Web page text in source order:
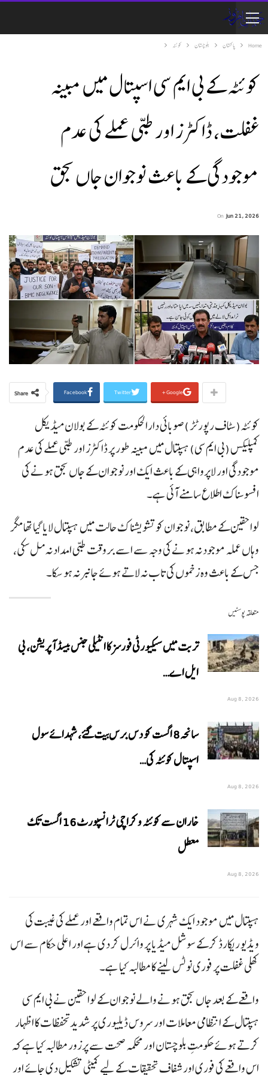
Home پاکستان بلوچستان کوئٹہ
کوئٹہ کے بی ایم سی اسپتال میں مبینہ
غفلت، ڈاکٹرز اور طبی عملے کی عدم
موجودگی کے باعث نوجوان جاں بحق
On Jun 21, 2026
Share Facebook Twitter Google+
کوئٹہ(سٹاف رپورٹڑ )صوبائی دارالحکومت کوئٹہ کے بولان میڈیکل
کمپلیکس (بی ایم سی) ہسپتال میں مبینہ طور پر ڈاکٹرز اور طبی عملے کی عدم
موجودگی اور لاپرواہی کے باعث ایک اور نوجوان کے جاں بحق ہونے کی
افسوسناک اطلاع سامنے آئی ہے۔
لواحقین کے مطابق، نوجوان کو تشویشناک حالت میں ہسپتال لایا گیا تھا مگر
وہاں عملہ موجود نہ ہونے کی وجہ سے اسے بروقت طبی امداد نہ مل سکی،
جس کے باعث وہ زخموں کی تاب نہ لاتے ہوئے جانبر نہ ہو سکا۔
متعلقہ پوسٹیں
تربت میں سیکیورٹی فورسز کا انٹیلی جنس بیسڈ آپریشن، بی
ایل اے…
Aug 8, 2026
سانحہ 8 اگست کو دس برس بیت گئے، شہدائے سول
اسپتال کوئٹہ کی…
Aug 8, 2026
خاران سے کوئٹہ و کراچی ٹرانسپورٹ 16 اگست تک
معطل
Aug 8, 2026
ہسپتال میں موجود ایک شہری نے اس تمام واقعے اور عملے کی غیبت کی
ویڈیو ریکارڈ کر کے سوشل میڈیا پر وائرل کر دی ہے اور اعلی حکام سے اس
کھلی غفلت پر فوری نوٹس لینے کا مطالبہ کیا ہے۔
واقعے کے بعد جاں بحق ہونے والے نوجوان کے لواحقین نے بی ایم سی
ہسپتال کے انتظامی معاملات اور سروس ڈیلیوری پر شدید تحفظات کا اظہار
کرتے ہوئے حکومتِ بلوچستان اور محکمہ صحت سے پرزور مطالبہ کیا ہے کہ
اس واقعے کی فوری اور شفاف تحقیقات کے لیے کمیٹی تشکیل دی جائے اور